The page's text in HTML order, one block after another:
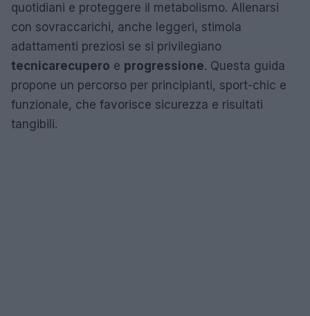
quotidiani e proteggere il metabolismo. Allenarsi
con sovraccarichi, anche leggeri, stimola
adattamenti preziosi se si privilegiano
tecnicarecupero e progressione. Questa guida
propone un percorso per principianti, sport-chic e
funzionale, che favorisce sicurezza e risultati
tangibili.